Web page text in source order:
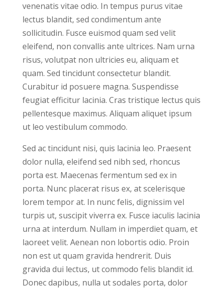
venenatis vitae odio. In tempus purus vitae
lectus blandit, sed condimentum ante
sollicitudin. Fusce euismod quam sed velit
eleifend, non convallis ante ultrices. Nam urna
risus, volutpat non ultricies eu, aliquam et
quam. Sed tincidunt consectetur blandit.
Curabitur id posuere magna. Suspendisse
feugiat efficitur lacinia. Cras tristique lectus quis
pellentesque maximus. Aliquam aliquet ipsum
ut leo vestibulum commodo.
Sed ac tincidunt nisi, quis lacinia leo. Praesent
dolor nulla, eleifend sed nibh sed, rhoncus
porta est. Maecenas fermentum sed ex in
porta. Nunc placerat risus ex, at scelerisque
lorem tempor at. In nunc felis, dignissim vel
turpis ut, suscipit viverra ex. Fusce iaculis lacinia
urna at interdum. Nullam in imperdiet quam, et
laoreet velit. Aenean non lobortis odio. Proin
non est ut quam gravida hendrerit. Duis
gravida dui lectus, ut commodo felis blandit id.
Donec dapibus, nulla ut sodales porta, dolor